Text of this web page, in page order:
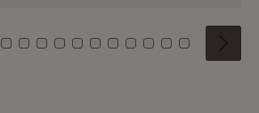
0 1 2
Kachel: 3
Zu Kachel: 4
Zu Kachel: 5
Zu Kachel: 6
Zu Kachel: 7
Zu Kachel: 8
Zu Kachel: 9
Zu Kachel: 10
Zu Kachel: 11
Zu Kachel: 12
Zu Kachel:
Zu